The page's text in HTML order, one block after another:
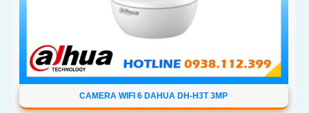
CAMERA WIFI 6 DAHUA DH-H3T 3MP